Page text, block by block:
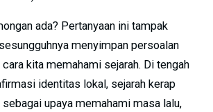
ada? Pertanyaan ini tampak
menyimpan persoalan
kita memahami sejarah. Di tengah
identitas lokal, sejarah kerap
upaya memahami masa lalu,